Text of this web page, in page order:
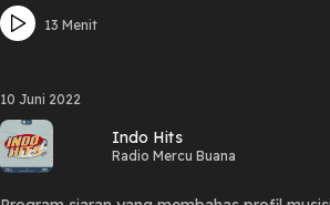
13 Menit
10 Juni 2022
Indo Hits
Radio Mercu Buana